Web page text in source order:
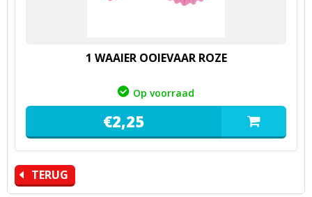
1 WAAIER OOIEVAAR ROZE
Op voorraad
€2,25
TERUG